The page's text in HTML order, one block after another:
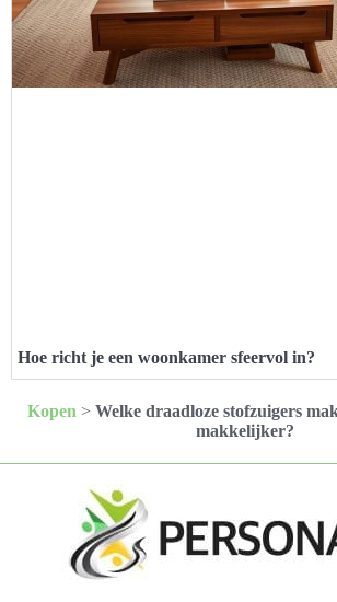
Hoe richt je een woonkamer sfeervol in?
Kopen > Welke draadloze stofzuigers
makkelijker?